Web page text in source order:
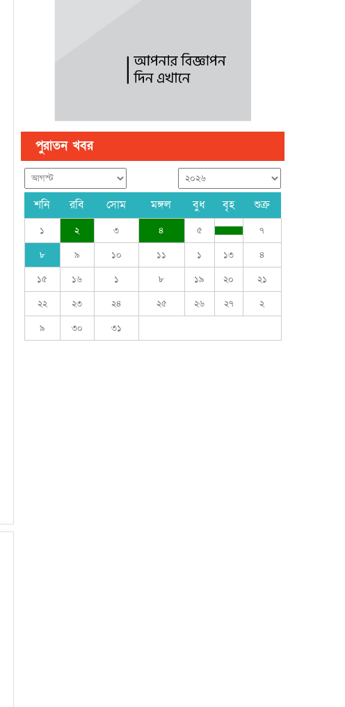
পুরাতন খবর
শনি রবি সোম মঙ্গল বুধ বৃহ শুক্র
১ ২ ৩ ৪ ৫
৭
৮
৯ ১০ ১১ ১ ১৩
৪
১৫
১৬ ১ ৮ ১৯ ২০
২১
২২
২৩ ২৪ ২৫ ২৬ ২৭
২
৯
৩০ ৩১